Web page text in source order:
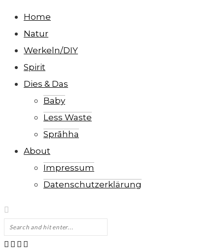
Home
Natur
Werkeln/DIY
Spirit
Dies & Das
Baby
Less Waste
Sprāhha
About
Impressum
Datenschutzerklärung